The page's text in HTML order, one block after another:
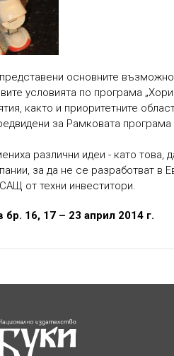
основните
условията по програма
както и приоритетните
за Рамковата програма
различни идеи - като
за да не се разработват в
от техни инвеститори.
бр. 16, 17 – 23 април 2014 г.